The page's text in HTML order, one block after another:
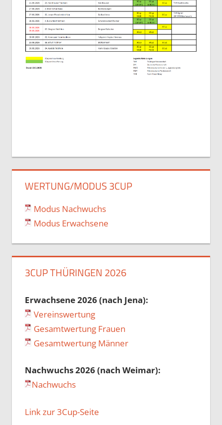
WERTUNG/MODUS 3CUP
Modus Nachwuchs
Modus Erwachsene
3CUP THÜRINGEN 2026
Erwachsene 2026 (nach Jena):
Vereinswertung
Gesamtwertung Frauen
Gesamtwertung Männer
Nachwuchs 2026 (nach Weimar):
Nachwuchs
Link zur 3Cup-Seite